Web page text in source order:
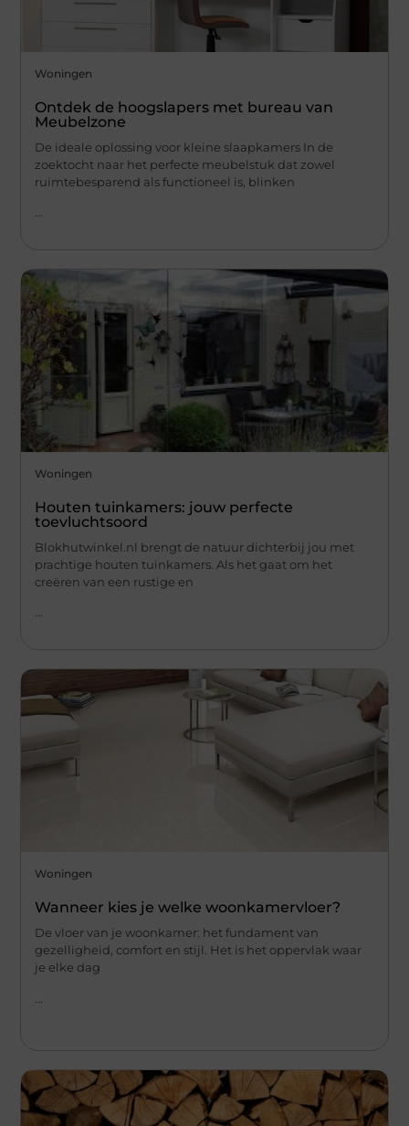
Woningen
Ontdek de hoogslapers met bureau van
Meubelzone
De ideale oplossing voor kleine slaapkamers In de
zoektocht naar het perfecte meubelstuk dat zowel
ruimtebesparend als functioneel is, blinken
Woningen
Houten tuinkamers: jouw perfecte
toevluchtsoord
Blokhutwinkel.nl brengt de natuur dichterbij jou met
prachtige houten tuinkamers. Als het gaat om het
creëren van een rustige en
...
Woningen
Wanneer kies je welke woonkamervloer?
De vloer van je woonkamer: het fundament van
gezelligheid, comfort en stijl. Het is het oppervlak waar
je elke dag